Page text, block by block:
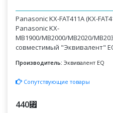
Panasonic KX-FAT411A (KX-
Panasonic KX-
MB1900/MB2000/MB2020/
совместимый "Эквивалент"
Производитель: Эквивалент EQ
Сопутствующие товары
440⃏